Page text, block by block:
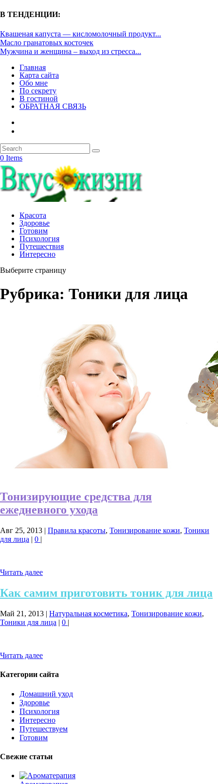
В ТЕНДЕНЦИИ:
Квашеная капуста — кисломолочный продукт...
Масло гранатовых косточек
Мужчина и женщина – выход из стресса...
Главная
Карта сайта
Обо мне
По секрету
В гостиной
ОБРАТНАЯ СВЯЗЬ
0 Items
Красота
Здоровье
Готовим
Психология
Путешествия
Интересно
Выберите страницу
Рубрика: Тоники для лица
Тонизирующие средства для
ежедневного ухода
Авг 25, 2013 | Правила красоты, Тонизирование кожи, Тоники
для лица | 0 |
Читать далее
Как самим приготовить тоник для лица
Май 21, 2013 | Натуральная косметика, Тонизирование кожи,
Тоники для лица | 0 |
Читать далее
Категории сайта
Домашний уход
Здоровье
Психология
Интересно
Путешествуем
Готовим
Свежие статьи